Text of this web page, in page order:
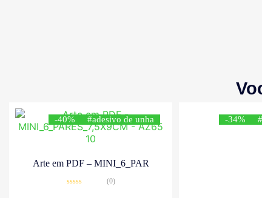
-40% #adesivo de unha
Arte em PDF – MINI_6_PAR
(0)
-34%